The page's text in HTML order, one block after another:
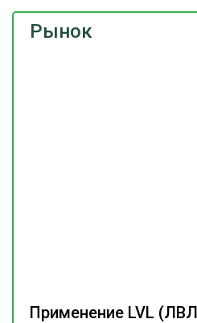
Рынок
Применение LVL